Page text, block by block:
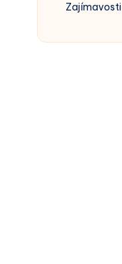
Zajímavosti